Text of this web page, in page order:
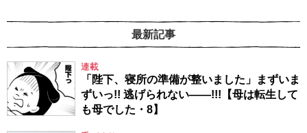
最新記事
連載
「陛下、寝所の準備が整いました」まずいま
ずいっ!! 逃げられない――!!!【母は転生して
も母でした・8】